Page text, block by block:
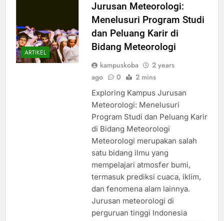
ARTIKEL
Jurusan Meteorologi:
Menelusuri Program Studi
dan Peluang Karir di
Bidang Meteorologi
kampuskoba
2 years
ago
0 2 mins
Exploring Kampus Jurusan
Meteorologi: Menelusuri
Program Studi dan Peluang Karir
di Bidang Meteorologi
Meteorologi merupakan salah
satu bidang ilmu yang
mempelajari atmosfer bumi,
termasuk prediksi cuaca, iklim,
dan fenomena alam lainnya.
Jurusan meteorologi di
perguruan tinggi Indonesia